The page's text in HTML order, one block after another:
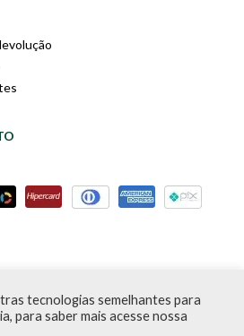
2020 | CNPJ: 31.298.135/0001-09 |
porPDA Digital
tecnologias semelhantes para
para saber mais acesse nossa